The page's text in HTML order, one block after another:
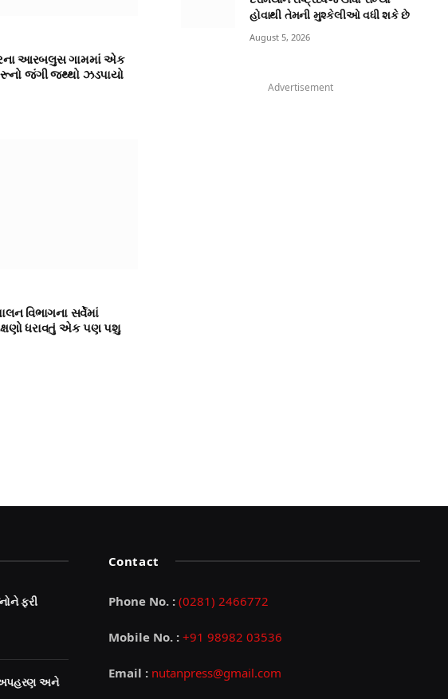
આરબલુસ ગામમાં એક
જંગી જથ્થો ઝડપાયો
વિભાગના સર્વેમાં
ધરાવતું એક પણ પશુ
હોવાથી તેમની મુશ્કેલીઓ વધી શકે છે
August 5, 2026
Advertisement
ફરી
અપહરણ અને
Contact
Phone No. : (0281) 2466772
Mobile No. : +91 98982 03536
Email : nutanpress@gmail.com